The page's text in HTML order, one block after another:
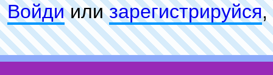
Войдиилизарeгиcтpируйся,